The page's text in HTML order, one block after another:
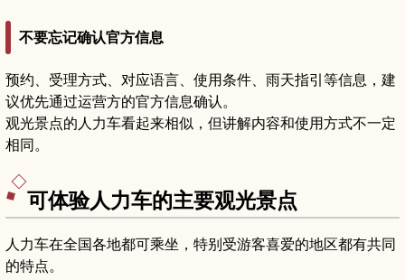
不要忘记确认官方信息
预约、受理方式、对应语言、使用条件、雨天指引等信息，建
议优先通过运营方的官方信息确认。
观光景点的人力车看起来相似，但讲解内容和使用方式不一定
相同。
可体验人力车的主要观光景点
人力车在全国各地都可乘坐，特别受游客喜爱的地区都有共同
的特点。